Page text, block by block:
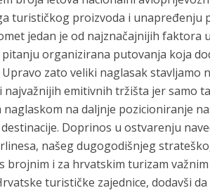
turističkog proizvoda i unapređenju
jedan je od najznačajnijih faktora
pitanju organizirana putovanja koja
Upravo zato veliki naglasak
najvažnijih emitivnih tržišta jer samo
naglaskom na daljnje pozicioniranje
Doprinos u ostvarenju
našeg dugogodišnjeg
brojnim i za hrvatskim turizam
turističke zajednice, dodavši